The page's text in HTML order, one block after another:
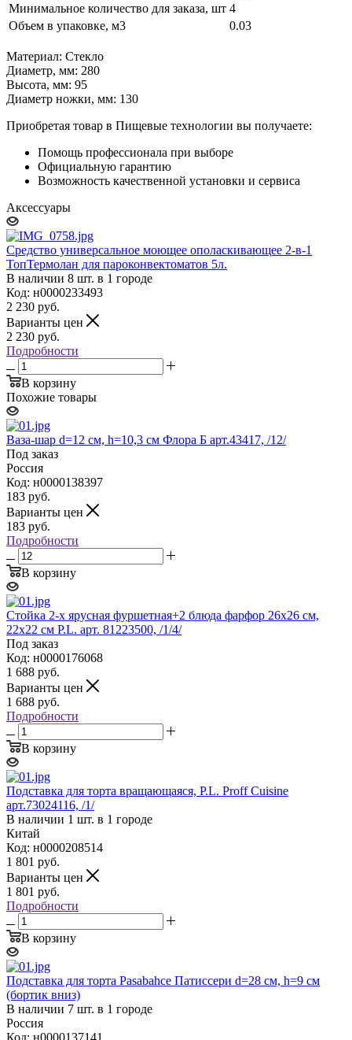
Минимальное количество для заказа, шт 4
Объем в упаковке, м3
0.03
Материал: Стекло
Диаметр, мм: 280
Высота, мм: 95
Диаметр ножки, мм: 130
Приобретая товар в Пищевые технологии вы получаете:
Помощь профессионала при выборе
Официальную гарантию
Возможность качественной установки и сервиса
Аксессуары
Средство универсальное моющее ополаскивающее 2-в-1
ТопТермолан для пароконвектоматов 5л.
В наличии 8 шт. в 1 городе
Код: н0000233493
2 230 руб.
Варианты цен
2 230 руб.
Подробности
В корзину
Похожие товары
Ваза-шар d=12 см, h=10,3 см Флора Б арт.43417, /12/
Под заказ
Россия
Код: н0000138397
183 руб.
Варианты цен
183 руб.
Подробности
В корзину
Стойка 2-х ярусная фуршетная+2 блюда фарфор 26х26 см,
22х22 см P.L. арт. 81223500, /1/4/
Под заказ
Код: н0000176068
1 688 руб.
Варианты цен
1 688 руб.
Подробности
В корзину
Подставка для торта вращающаяся, P.L. Proff Cuisine
арт.73024116, /1/
В наличии 1 шт. в 1 городе
Китай
Код: н0000208514
1 801 руб.
Варианты цен
1 801 руб.
Подробности
В корзину
Подставка для торта Pasabahce Патиссери d=28 см, h=9 см
(бортик вниз)
В наличии 7 шт. в 1 городе
Россия
Код: н0000137141